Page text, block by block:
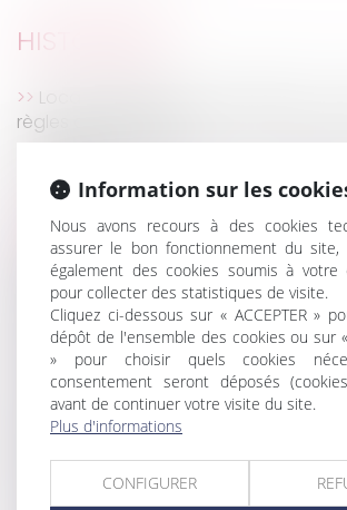
HISTORIQUE
Local commercial et d’habitation :
règles de décence
Résidence alternée en cas de
conjugales
Manquer de respect à ses salariés
la résiliation judiciaire du contrat de
Négociation du protocole
étendue de l’obligation de loyauté
L'Europe va t'elle assouplir sa
l'acquisition d’une entreprise
Tenir compte des mesures
l'organisation des entretiens
Investir dans des équipements de
travail : l’assurance maladie propose
pour les TPE/PME
Transmission d’entreprise : quelles
Information sur les
Nous avons recours à des cookies
assurer le bon fonctionnement du site,
également des cookies soumis à votre
pour collecter des statistiques de visite.
Cliquez ci-dessous sur « ACCEPTER »
dépôt de l'ensemble des cookies ou sur «
» pour choisir quels cookies
consentement seront déposés
avant de continuer votre visite du site.
Plus d'informations
CONFIGURER